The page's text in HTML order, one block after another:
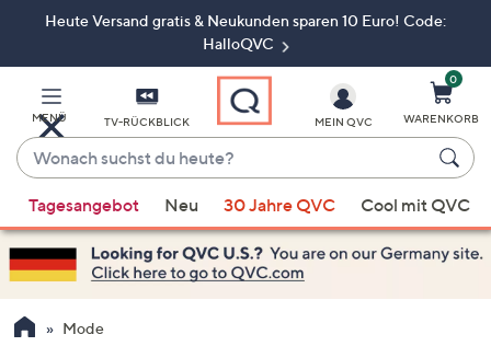
ZumHeute Versand gratis & Neukunden sparen 10 Euro! Code:
HalloQVC
MENÜ TV-RÜCKBLICK
Wonach
suchst
du
heute?
Vorschläge
verfügbar
sind,
verwenden
Sie
MEIN QVC
0
WARENKORB
Tagesangebot Neu 30 Jahre QVC Cool mit QVC
Mode